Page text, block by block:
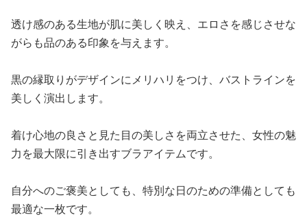
透け感のある生地が肌に美しく映え、エロさを感じさせな
がらも品のある印象を与えます。
黒の縁取りがデザインにメリハリをつけ、バストラインを
美しく演出します。
着け心地の良さと見た目の美しさを両立させた、女性の魅
力を最大限に引き出すブラアイテムです。
自分へのご褒美としても、特別な日のための準備としても
最適な一枚です。